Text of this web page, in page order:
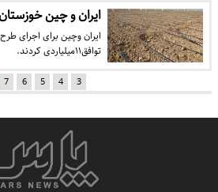
ایران و چین
ایران وچین برای اجرای
توافق۱۱میلیاردی کردند.
3
4
5
6
7